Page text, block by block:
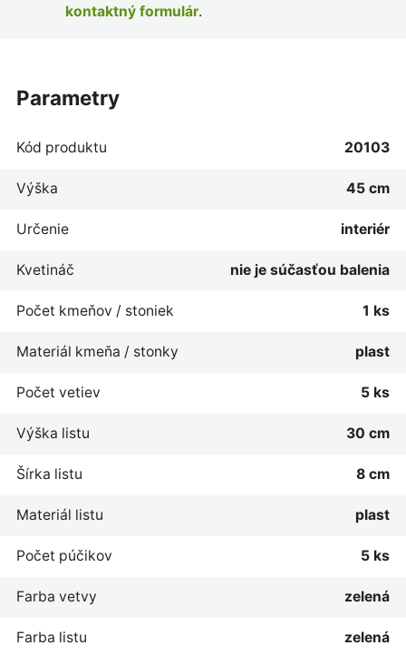
kontaktný formulár.
parametry
Kód produktu 20103
Výška 45 cm
Určenie interiér
Kvetináč nie je súčasťou balenia
Počet kmeňov / stoniek 1 ks
Materiál kmeňa / stonky plast
Počet vetiev 5 ks
Výška listu 30 cm
Šírka listu 8 cm
Materiál listu plast
Počet púčikov 5 ks
Farba vetvy zelená
Farba listu zelená